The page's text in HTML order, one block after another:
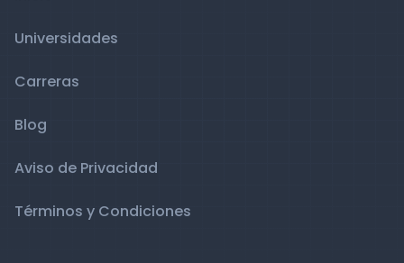
Universidades
Carreras
Blog
Aviso de Privacidad
Términos y Condiciones